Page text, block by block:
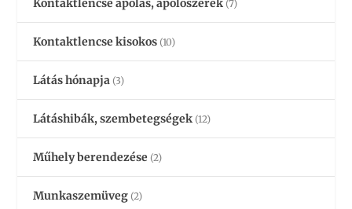
Kontaktlencse ápolás, ápolószerek (7)
Kontaktlencse kisokos (10)
Látás hónapja (3)
Látáshibák, szembetegségek (12)
Műhely berendezése (2)
Munkaszemüveg (2)